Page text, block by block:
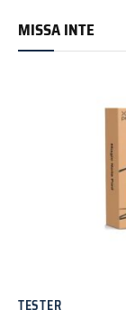
MISSA INTE
TESTER